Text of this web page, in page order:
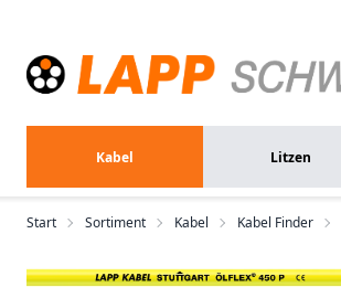
Kabel Litzen
Start Sortiment Kabel Kabel Finder